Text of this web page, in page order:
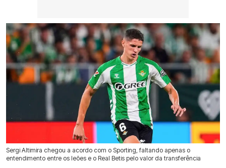
Sergi Altimira chegou a acordo com o Sporting, faltando apenas o
entendimento entre os leões e o Real Betis pelo valor da transferência